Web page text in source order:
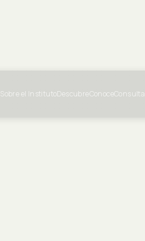
Sobre el InstitutoDescubreConoceConsulta